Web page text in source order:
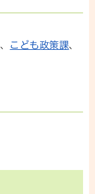
、 こども政策課、